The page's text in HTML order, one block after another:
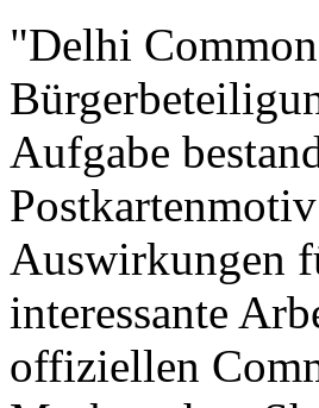
"Delhi
Aufgabe
Auswirkungen
interessante
offiziellen